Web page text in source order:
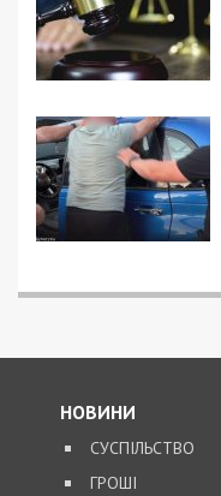
НОВИНИ
СУСПІЛЬСТВО
ГРОШІ